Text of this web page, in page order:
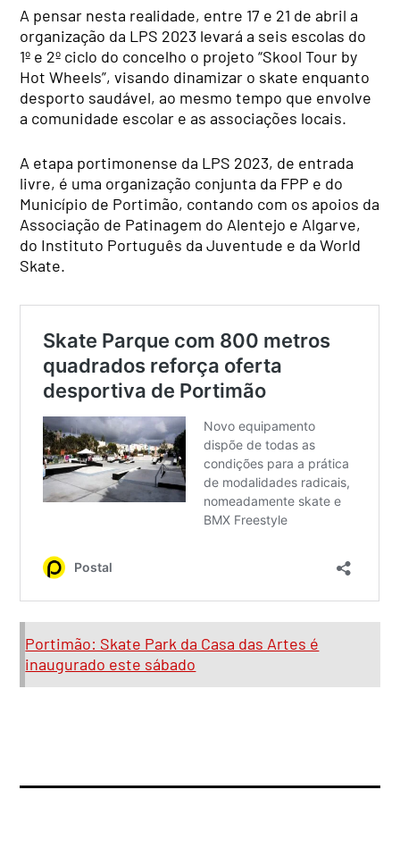
A pensar nesta realidade, entre 17 e 21 de abril a
organização da LPS 2023 levará a seis escolas do
1º e 2º ciclo do concelho o projeto “Skool Tour by
Hot Wheels”, visando dinamizar o skate enquanto
desporto saudável, ao mesmo tempo que envolve
a comunidade escolar e as associações locais.
A etapa portimonense da LPS 2023, de entrada
livre, é uma organização conjunta da FPP e do
Município de Portimão, contando com os apoios da
Associação de Patinagem do Alentejo e Algarve,
do Instituto Português da Juventude e da World
Skate.
Portimão: Skate Park da Casa das Artes é
inaugurado este sábado